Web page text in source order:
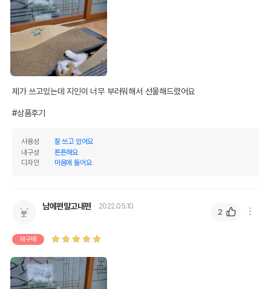
제가 쓰고있는데 지인이 너무 부러워해서 선물해드렸어요
#상품후기
사용성
잘 쓰고 있어요
내구성
튼튼해요
디자인
마음에 들어요
남에편말고내편 2022.05.10
재구매
2